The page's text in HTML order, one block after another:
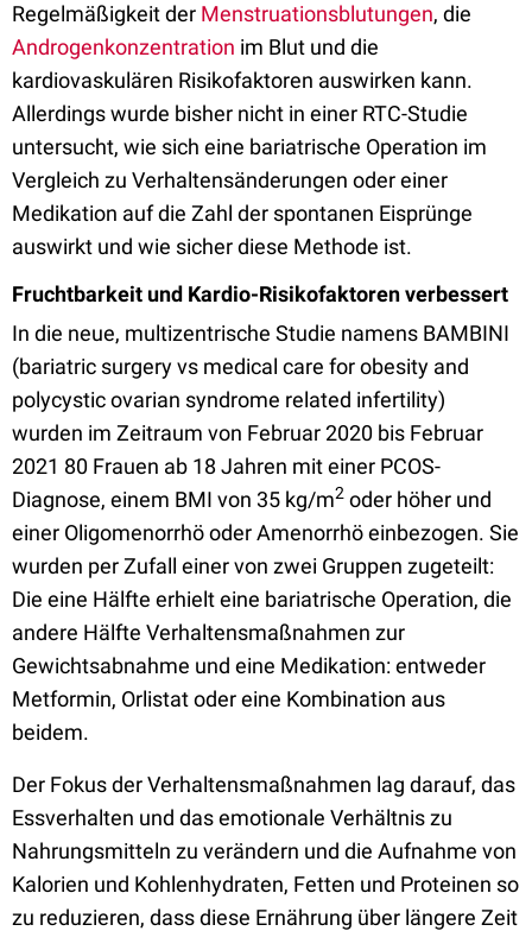
Regelmäßigkeit der Menstruationsblutungen, die
Androgenkonzentration im Blut und die
kardiovaskulären Risikofaktoren auswirken kann.
Allerdings wurde bisher nicht in einer RTC-Studie
untersucht, wie sich eine bariatrische Operation im
Vergleich zu Verhaltensänderungen oder einer
Medikation auf die Zahl der spontanen Eisprünge
auswirkt und wie sicher diese Methode ist.
Fruchtbarkeit und Kardio-Risikofaktoren verbessert
In die neue, multizentrische Studie namens BAMBINI
(bariatric surgery vs medical care for obesity and
polycystic ovarian syndrome related infertility)
wurden im Zeitraum von Februar 2020 bis Februar
2021 80 Frauen ab 18 Jahren mit einer PCOS-
Diagnose, einem BMI von 35 kg/m2 oder höher und
einer Oligomenorrhö oder Amenorrhö einbezogen. Sie
wurden per Zufall einer von zwei Gruppen zugeteilt:
Die eine Hälfte erhielt eine bariatrische Operation, die
andere Hälfte Verhaltensmaßnahmen zur
Gewichtsabnahme und eine Medikation: entweder
Metformin, Orlistat oder eine Kombination aus
beidem.
Der Fokus der Verhaltensmaßnahmen lag darauf, das
Essverhalten und das emotionale Verhältnis zu
Nahrungsmitteln zu verändern und die Aufnahme von
Kalorien und Kohlenhydraten, Fetten und Proteinen so
zu reduzieren, dass diese Ernährung über längere Zeit